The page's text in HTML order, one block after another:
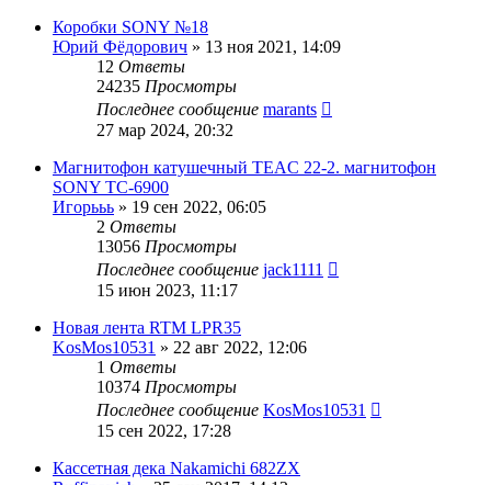
Коробки SONY №18
Юрий Фёдорович » 13 ноя 2021, 14:09
12 Ответы
24235 Просмотры
Последнее сообщение marants
27 мар 2024, 20:32
Магнитофон катушечный TEAC 22-2. магнитофон
SONY ТС-6900
Игорььь » 19 сен 2022, 06:05
2 Ответы
13056 Просмотры
Последнее сообщение jack1111
15 июн 2023, 11:17
Новая лента RTM LPR35
KosMos10531 » 22 авг 2022, 12:06
1 Ответы
10374 Просмотры
Последнее сообщение KosMos10531
15 сен 2022, 17:28
Кассетная дека Nakamichi 682ZX